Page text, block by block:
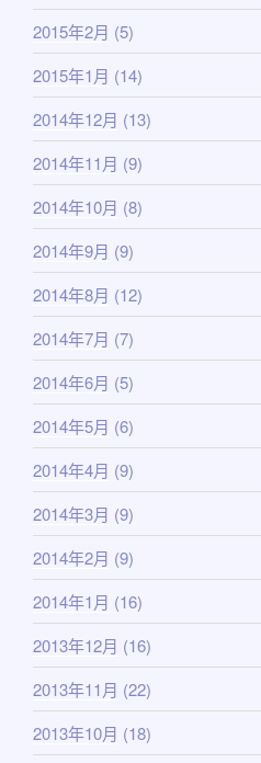
2015年2月 (5)
2015年1月 (14)
2014年12月 (13)
2014年11月 (9)
2014年10月 (8)
2014年9月 (9)
2014年8月 (12)
2014年7月 (7)
2014年6月 (5)
2014年5月 (6)
2014年4月 (9)
2014年3月 (9)
2014年2月 (9)
2014年1月 (16)
2013年12月 (16)
2013年11月 (22)
2013年10月 (18)